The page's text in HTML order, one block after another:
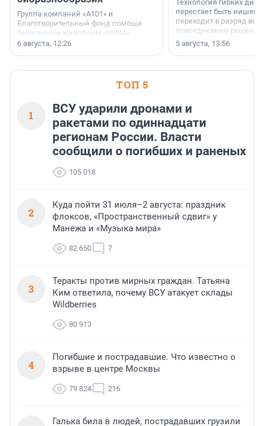
Группа компаний «А101» и
Благотворительный фонд помощи
бездомным животным «НИКА»
заключили соглашение о
6 августа, 12:26
Технология гибких
перестает быть
переходит в разряд
повседневных
5 августа, 13:56
ТОП 5
1
ВСУ ударили дронами и
ракетами по одиннадцати
регионам России. Власти
сообщили о погибших и раненых
105 018
2
Куда пойти 31 июля–2 августа: праздник
флоксов, «Пространственный сдвиг» у
Манежа и «Музыка мира»
82 650 7
3
Теракты против мирных граждан. Татьяна
Ким ответила, почему ВСУ атакует склады
Wildberries
80 913
4
Погибшие и пострадавшие. Что известно о
взрыве в центре Москвы
79 824 216
Галька била в людей, пострадавших грузили